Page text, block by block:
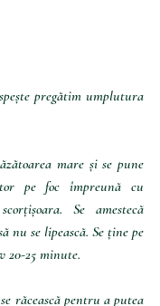
pregătim umplutura
mare și se pune
pe foc împreună cu
Se amestecă
nu se lipească. Se ține pe
20-25 minute.
răcească pentru a putea